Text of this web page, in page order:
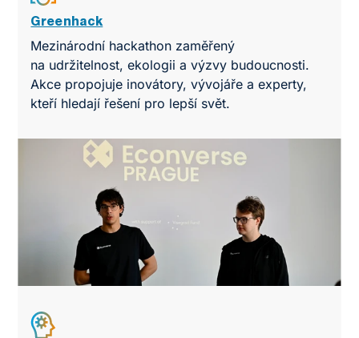
Greenhack
Mezinárodní hackathon zaměřený
na udržitelnost, ekologii a výzvy budoucnosti.
Akce propojuje inovátory, vývojáře a experty,
kteří hledají řešení pro lepší svět.